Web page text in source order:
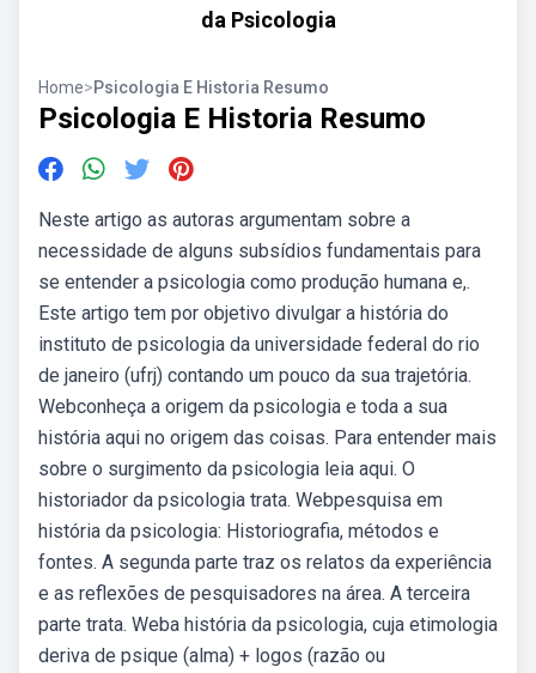
da Psicologia
Home>Psicologia E Historia Resumo
Psicologia E Historia Resumo
Neste artigo as autoras argumentam sobre a
necessidade de alguns subsídios fundamentais para
se entender a psicologia como produção humana e,.
Este artigo tem por objetivo divulgar a história do
instituto de psicologia da universidade federal do rio
de janeiro (ufrj) contando um pouco da sua trajetória.
Webconheça a origem da psicologia e toda a sua
história aqui no origem das coisas. Para entender mais
sobre o surgimento da psicologia leia aqui. O
historiador da psicologia trata. Webpesquisa em
história da psicologia: Historiografia, métodos e
fontes. A segunda parte traz os relatos da experiência
e as reflexões de pesquisadores na área. A terceira
parte trata. Weba história da psicologia, cuja etimologia
deriva de psique (alma) + logos (razão ou